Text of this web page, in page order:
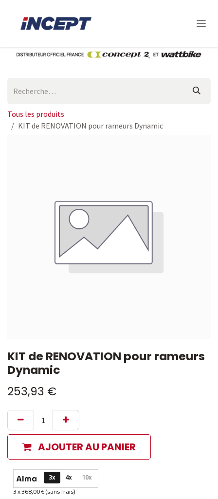
Tous les produits
KIT de RENOVATION pour rameurs Dynamic
KIT de RENOVATION pour rameurs
Dynamic
253,93 €
AJOUTER AU PANIER
Options de paiement disponibles
3x 4x 10x
Informations sur le plan de paiement sélectionné
3 x 368,00 € (sans frais)